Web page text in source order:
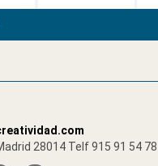
28014 Telf915 91 54 78